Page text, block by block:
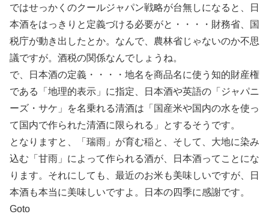
ではせっかくのクールジャパン戦略が台無しになると、日
本酒をはっきりと定義づける必要がと・・・・財務省、国
税庁が動き出したとか。なんで、農林省じゃないのか不思
議ですが。酒税の関係なんでしょうね。
で、日本酒の定義・・・・地名を商品名に使う知的財産権
である「地理的表示」に指定、日本酒や英語の「ジャパニ
ーズ・サケ」を名乗れる清酒は「国産米や国内の水を使っ
て国内で作られた清酒に限られる」とするそうです。
となりますと、「瑞雨」が育む稲と、そして、大地に染み
込む「甘雨」によって作られる酒が、日本酒ってことにな
ります。それにしても、最近のお米も美味しいですが、日
本酒も本当に美味しいですよ。日本の四季に感謝です。
Goto